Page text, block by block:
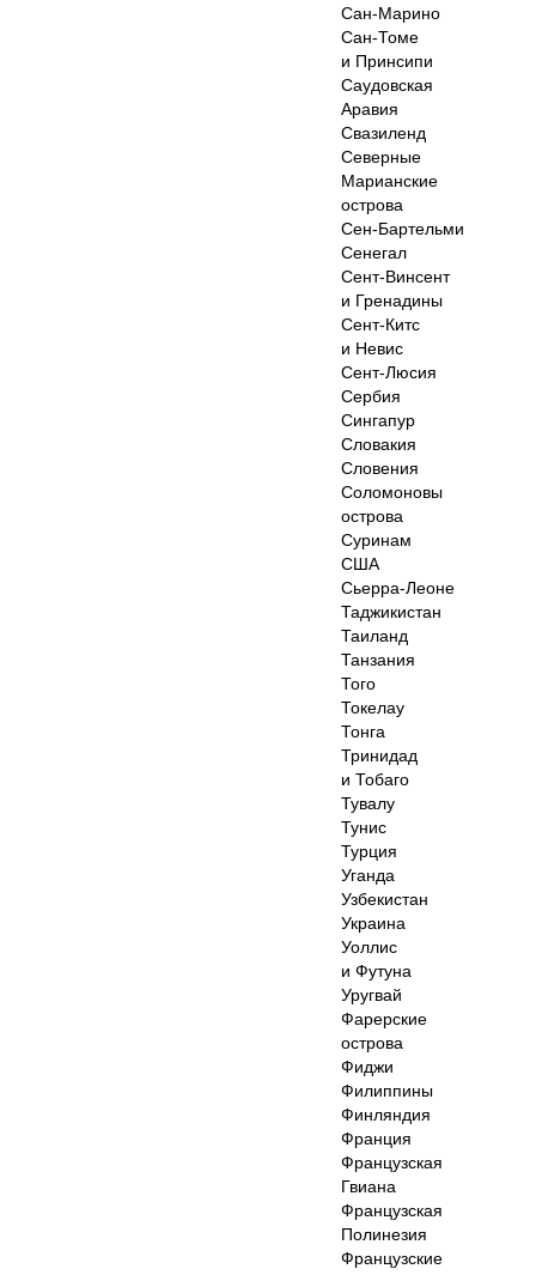
Сан-Марино
Сан-Томе
и Принсипи
Саудовская
Аравия
Свазиленд
Северные
Марианские
острова
Сен-Бартельми
Сенегал
Сент-Винсент
и Гренадины
Сент-Китс
и Невис
Сент-Люсия
Сербия
Сингапур
Словакия
Словения
Соломоновы
острова
Суринам
США
Сьерра-Леоне
Таджикистан
Таиланд
Танзания
Того
Токелау
Тонга
Тринидад
и Тобаго
Тувалу
Тунис
Турция
Уганда
Узбекистан
Украина
Уоллис
и Футуна
Уругвай
Фарерские
острова
Фиджи
Филиппины
Финляндия
Франция
Французская
Гвиана
Французская
Полинезия
Французские